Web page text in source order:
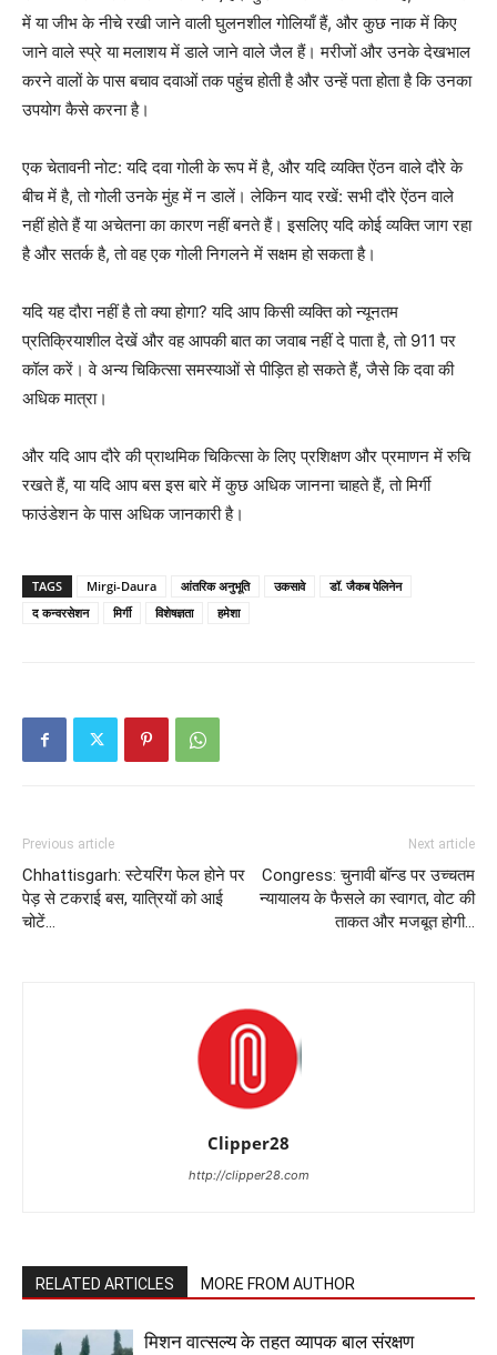
में या जीभ के नीचे रखी जाने वाली घुलनशील गोलियाँ हैं, और कुछ नाक में किए
जाने वाले स्प्रे या मलाशय में डाले जाने वाले जैल हैं। मरीजों और उनके देखभाल
करने वालों के पास बचाव दवाओं तक पहुंच होती है और उन्हें पता होता है कि उनका
उपयोग कैसे करना है।
एक चेतावनी नोट: यदि दवा गोली के रूप में है, और यदि व्यक्ति ऐंठन वाले दौरे के
बीच में है, तो गोली उनके मुंह में न डालें। लेकिन याद रखें: सभी दौरे ऐंठन वाले
नहीं होते हैं या अचेतना का कारण नहीं बनते हैं। इसलिए यदि कोई व्यक्ति जाग रहा
है और सतर्क है, तो वह एक गोली निगलने में सक्षम हो सकता है।
यदि यह दौरा नहीं है तो क्या होगा? यदि आप किसी व्यक्ति को न्यूनतम
प्रतिक्रियाशील देखें और वह आपकी बात का जवाब नहीं दे पाता है, तो 911 पर
कॉल करें। वे अन्य चिकित्सा समस्याओं से पीड़ित हो सकते हैं, जैसे कि दवा की
अधिक मात्रा।
और यदि आप दौरे की प्राथमिक चिकित्सा के लिए प्रशिक्षण और प्रमाणन में रुचि
रखते हैं, या यदि आप बस इस बारे में कुछ अधिक जानना चाहते हैं, तो मिर्गी
फाउंडेशन के पास अधिक जानकारी है।
TAGS Mirgi-Daura आंतरिक अनुभूति उकसावे
डॉ. जैकब पेलिनेन
द कन्वरसेशन
मिर्गी विशेषज्ञता हमेशा
Previous article
Chhattisgarh: स्टेयरिंग फेल होने पर
पेड़ से टकराई बस, यात्रियों को आई
चोटें…
Next article
Congress: चुनावी बॉन्ड पर उच्चतम
न्यायालय के फैसले का स्वागत, वोट की
ताकत और मजबूत होगी…
Clipper28
http://clipper28.com
RELATED ARTICLES MORE FROM AUTHOR
मिशन वात्सल्य के तहत व्यापक बाल संरक्षण